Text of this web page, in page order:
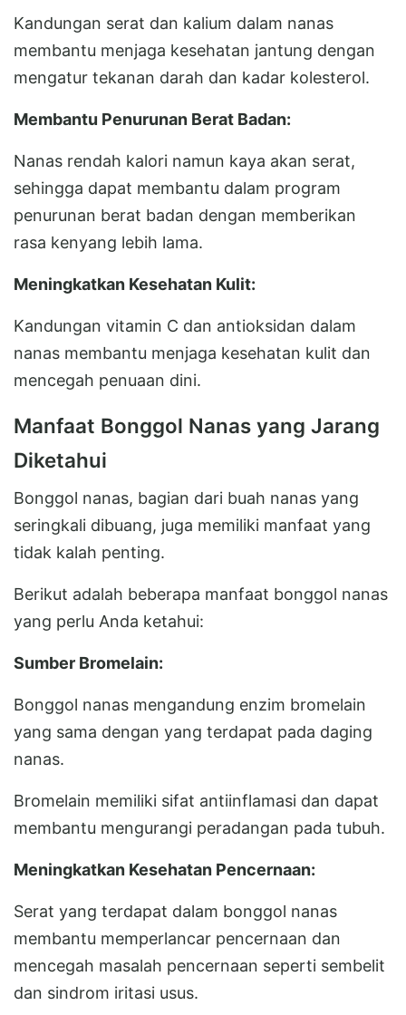
Kandungan serat dan kalium dalam nanas
membantu menjaga kesehatan jantung dengan
mengatur tekanan darah dan kadar kolesterol.
Membantu Penurunan Berat Badan:
Nanas rendah kalori namun kaya akan serat,
sehingga dapat membantu dalam program
penurunan berat badan dengan memberikan
rasa kenyang lebih lama.
Meningkatkan Kesehatan Kulit:
Kandungan vitamin C dan antioksidan dalam
nanas membantu menjaga kesehatan kulit dan
mencegah penuaan dini.
Manfaat Bonggol Nanas yang Jarang
Diketahui
Bonggol nanas, bagian dari buah nanas yang
seringkali dibuang, juga memiliki manfaat yang
tidak kalah penting.
Berikut adalah beberapa manfaat bonggol nanas
yang perlu Anda ketahui:
Sumber Bromelain:
Bonggol nanas mengandung enzim bromelain
yang sama dengan yang terdapat pada daging
nanas.
Bromelain memiliki sifat antiinflamasi dan dapat
membantu mengurangi peradangan pada tubuh.
Meningkatkan Kesehatan Pencernaan:
Serat yang terdapat dalam bonggol nanas
membantu memperlancar pencernaan dan
mencegah masalah pencernaan seperti sembelit
dan sindrom iritasi usus.